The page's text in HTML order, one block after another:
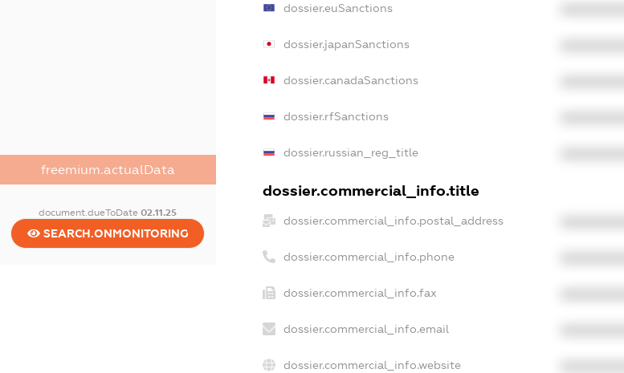
freemium.actualData
document.dueToDate02.11.25
SEARCH.ONMONITORING
dossier.euSanctions
dossier.japanSanctions
dossier.canadaSanctions
dossier.rfSanctions
dossier.russian_reg_title
dossier.commercial_info.title
dossier.commercial_info.postal_address
dossier.commercial_info.phone
dossier.commercial_info.fax
dossier.commercial_info.email
dossier.commercial_info.website